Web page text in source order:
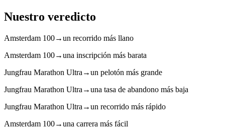
Nuestro veredicto
Amsterdam 100→un recorrido más llano
Amsterdam 100→una inscripción más barata
Jungfrau Marathon Ultra →un pelotón más grande
Jungfrau Marathon Ultra →una tasa de abandono más baja
Jungfrau Marathon Ultra →un recorrido más rápido
Amsterdam 100→una carrera más fácil